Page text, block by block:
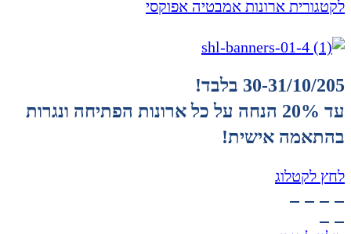
לקטגורית ארונות אמבטיה אפוקסי
30-31/10/205 בלבד!
עד 20% הנחה על כל ארונות הפתיחה ונגרות
בהתאמה אישית!
לחץ לקטלוג